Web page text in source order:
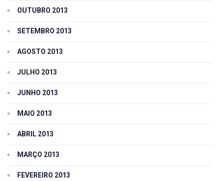
OUTUBRO 2013
SETEMBRO 2013
AGOSTO 2013
JULHO 2013
JUNHO 2013
MAIO 2013
ABRIL 2013
MARÇO 2013
FEVEREIRO 2013